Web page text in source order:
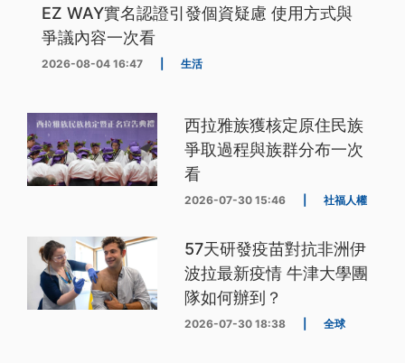
EZ WAY實名認證引發個資疑慮 使用方式與
爭議內容一次看
2026-08-04 16:47 生活
西拉雅族獲核定原住民族
爭取過程與族群分布一次
看
2026-07-30 15:46 社福人權
57天研發疫苗對抗非洲伊
波拉最新疫情 牛津大學團
隊如何辦到？
2026-07-30 18:38 全球